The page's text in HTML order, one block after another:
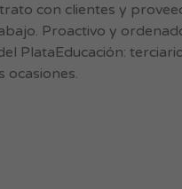
con clientes y
Proactivo y
PlataEducación:
ocasiones.